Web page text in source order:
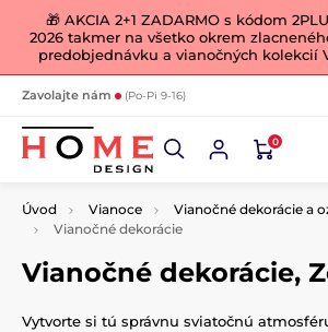
🎁 AKCIA 2+1 ZADARMO s kódom
2026 takmer na všetko okrem
predobjednávku a vianočných kolekcií
Zavolajte nám (Po-Pi 9-16)
0
Úvod Vianoce
Vianočné dekorácie a
Vianočné dekorácie
Vianočné dekorácie,
Vytvorte si tú správnu sviatočnú